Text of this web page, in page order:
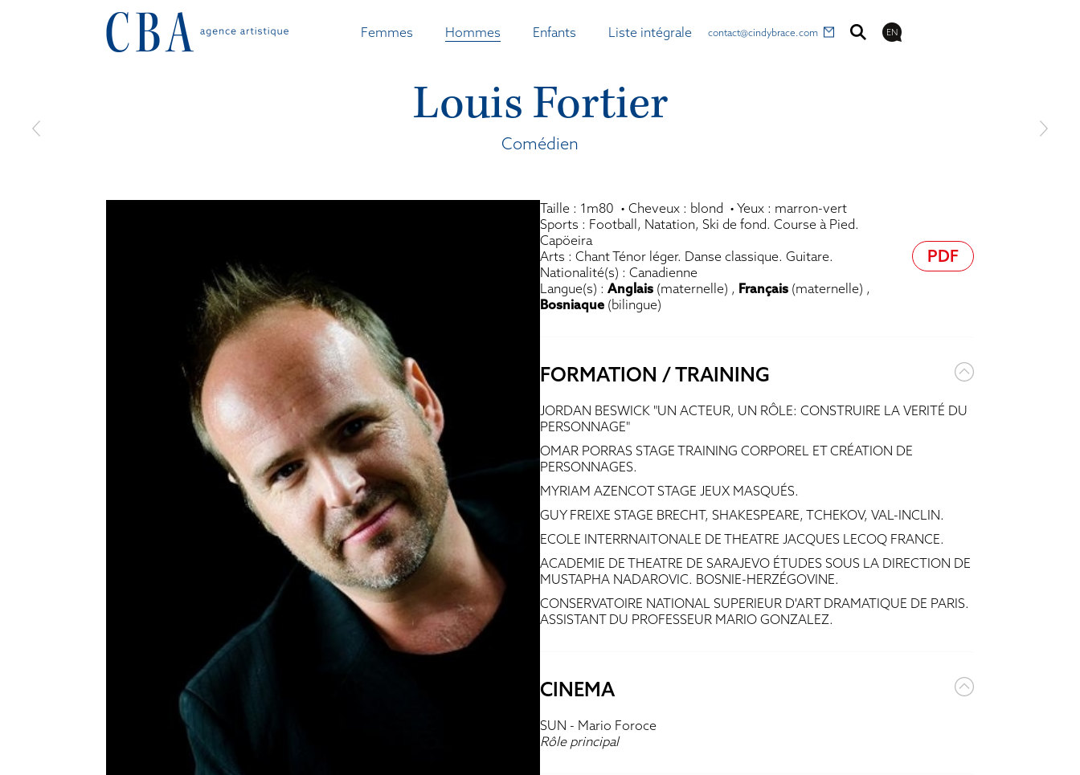
Femmes Hommes Enfants Liste intégrale contact@cindybrace.com EN
Louis Fortier
Comédien
Taille : 1m80 • Cheveux : blond • Yeux : marron-vert
Sports : Football, Natation, Ski de fond. Course à Pied.
Capöeira
Arts : Chant Ténor léger. Danse classique. Guitare.
Nationalité(s) : Canadienne
Langue(s) : Anglais (maternelle) , Français (maternelle) ,
Bosniaque (bilingue)
PDF
FORMATION / TRAINING
JORDAN BESWICK "UN ACTEUR, UN RÔLE: CONSTRUIRE LA VERITÉ DU
PERSONNAGE"
OMAR PORRAS STAGE TRAINING CORPOREL ET CRÉATION DE
PERSONNAGES.
MYRIAM AZENCOT STAGE JEUX MASQUÉS.
GUY FREIXE STAGE BRECHT, SHAKESPEARE, TCHEKOV, VAL-INCLIN.
ECOLE INTERRNAITONALE DE THEATRE JACQUES LECOQ FRANCE.
ACADEMIE DE THEATRE DE SARAJEVO ÉTUDES SOUS LA DIRECTION DE
MUSTAPHA NADAROVIC. BOSNIE-HERZÉGOVINE.
CONSERVATOIRE NATIONAL SUPERIEUR D'ART DRAMATIQUE DE PARIS.
ASSISTANT DU PROFESSEUR MARIO GONZALEZ.
CINEMA
SUN - Mario Foroce
Rôle principal